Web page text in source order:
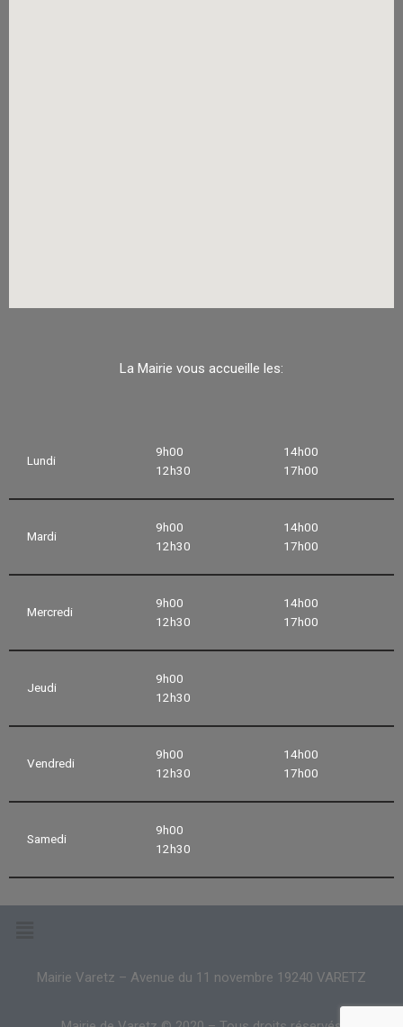
La Mairie vous accueille les:
Lundi
9h00
12h30
14h00
17h00
Mardi
9h00
12h30
14h00
17h00
Mercredi
9h00
12h30
14h00
17h00
Jeudi
9h00
12h30
Vendredi
9h00
12h30
14h00
17h00
Samedi
9h00
12h30
Mairie Varetz – Avenue du 11 novembre 19240 VARETZ